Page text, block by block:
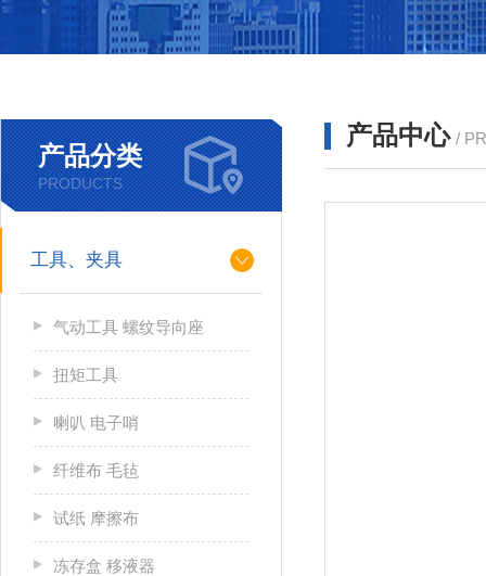
产品分类
PRODUCTS
工具、夹具
气动工具 螺纹导向座
扭矩工具
喇叭 电子哨
纤维布 毛毡
试纸 摩擦布
冻存盒 移液器
产品中心 /